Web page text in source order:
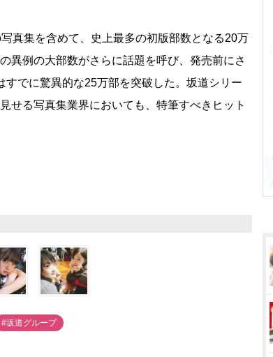
真集を含めて、史上最多の初版部数となる20万
異例の大部数がさらに話題を呼び、発売前にさ
でに驚異的な25万部を突破した。坂道シリー
せる写真集業界においても、特筆すべきヒット
#坂道グループ